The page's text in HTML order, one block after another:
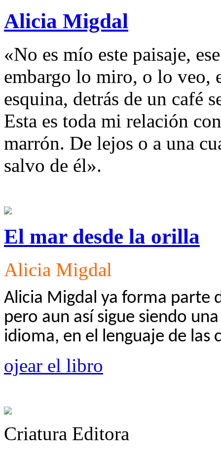
Alicia Migdal
«No es mío este paisaje,
embargo lo miro, o lo veo,
esquina, detrás de un café
Esta es toda mi relación
marrón. De lejos o a una
salvo de él».
El mar desde la orilla
Alicia Migdal
Alicia Migdal ya forma parte
pero aun así sigue siendo
idioma, en el lenguaje de las
ojear el libro
Criatura Editora